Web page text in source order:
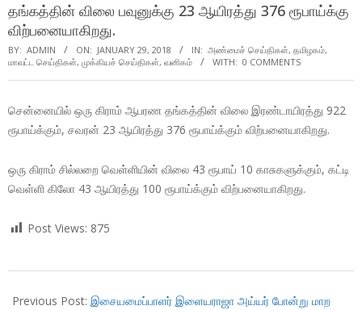
தங்கத்தின் விலை பவுனுக்கு 23 ஆயிரத்து 376 ரூபாய்க்கு
விற்பனையாகிறது.
BY: ADMIN ON: JANUARY 29, 2018 IN: அண்மைச் செய்திகள், தமிழகம்,
மாவட்ட செய்திகள், முக்கியச் செய்திகள், வனிகம் WITH: 0 COMMENTS
சென்னையில் ஒரு கிராம் ஆபரண தங்கத்தின் விலை இரண்டாயிரத்து 922
ரூபாய்க்கும், சவரன் 23 ஆயிரத்து 376 ரூபாய்க்கும் விற்பனையாகிறது.
ஒரு கிராம் சில்லறை வெள்ளியின் விலை 43 ரூபாய் 10 காசுகளுக்கும், கட்டி
வெள்ளி கிலோ 43 ஆயிரத்து 100 ரூபாய்க்கும் விற்பனையாகிறது.
Post Views: 875
01-
Previous Post: இசையமைப்பாளர் இளையராஜா அய்யர் போன்று மாற